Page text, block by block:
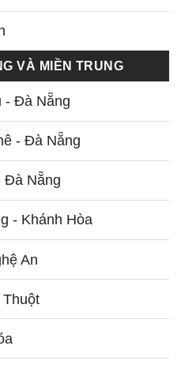
VÀ MIỀN TRUNG
- Đà Nẵng
- Đà Nẵng
Đà Nẵng
- Khánh Hòa
An
Thuột